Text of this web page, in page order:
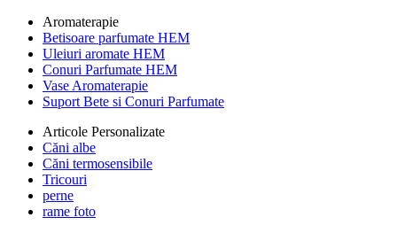
Aromaterapie
Betisoare parfumate HEM
Uleiuri aromate HEM
Conuri Parfumate HEM
Vase Aromaterapie
Suport Bete si Conuri Parfumate
Articole Personalizate
Căni albe
Căni termosensibile
Tricouri
perne
rame foto